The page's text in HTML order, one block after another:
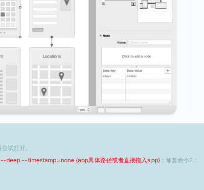
试打开。
deep --timestamp=none {app具体路径或者直接拖入app}；修复命令2：